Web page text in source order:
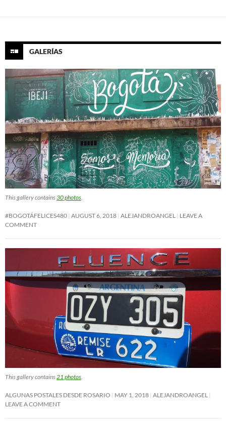
GALERÍAS
This gallery contains30 photos
#BOGOTÁFELICES480 AUGUST 6, 2018 ALEJANDROANGEL
LEAVE A
COMMENT
This gallery contains 21 photos
ALGUNAS POSTALES DESDE ROSARIO MAY 1, 2018 ALEJANDROANGEL
LEAVE A COMMENT